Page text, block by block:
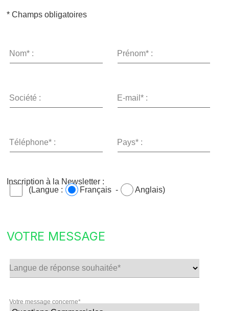
* Champs obligatoires
Nom* : Prénom* :
Société : E-mail* :
Téléphone* : Pays* :
Inscription à la Newsletter :
(Langue :
Français - Anglais)
VOTRE MESSAGE
Langue de réponse souhaitée*
Votre message concerne*